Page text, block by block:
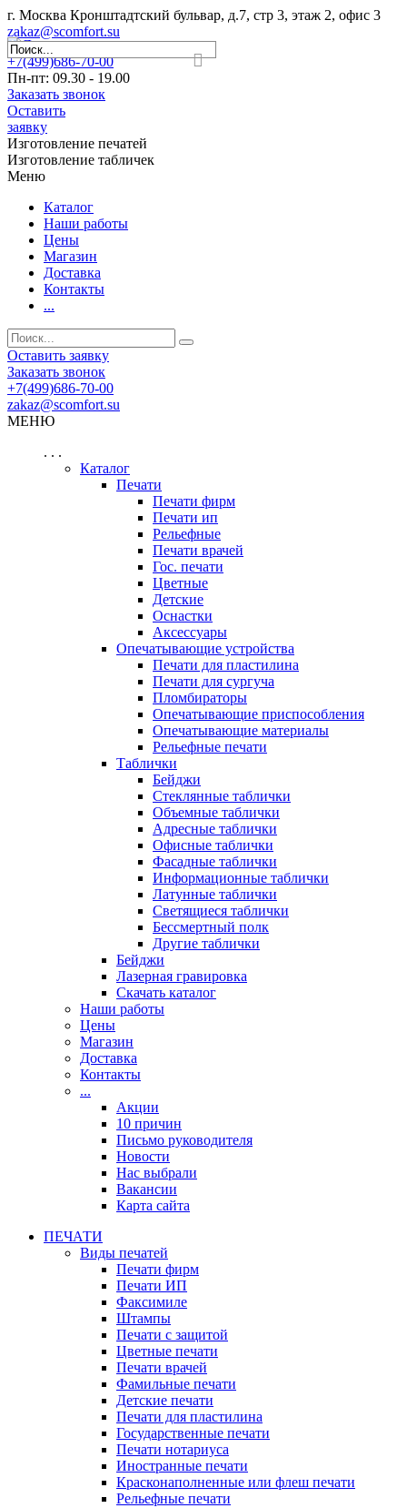
г. Москва Кронштадтский бульвар, д.7, стр 3, этаж 2, офис 3
zakaz@scomfort.su
+7(499)686-70-00
Пн-пт: 09.30 - 19.00
Заказать звонок
Оставить
заявку
Изготовление печатей
Изготовление табличек
Меню
Каталог
Наши работы
Цены
Магазин
Доставка
Контакты
...
Оставить заявку
Заказать звонок
+7(499)686-70-00
zakaz@scomfort.su
МЕНЮ
. . .
Каталог
Печати
Печати фирм
Печати ип
Рельефные
Печати врачей
Гос. печати
Цветные
Детские
Оснастки
Аксессуары
Опечатывающие устройства
Печати для пластилина
Печати для сургуча
Пломбираторы
Опечатывающие приспособления
Опечатывающие материалы
Рельефные печати
Таблички
Бейджи
Стеклянные таблички
Объемные таблички
Адресные таблички
Офисные таблички
Фасадные таблички
Информационные таблички
Латунные таблички
Светящиеся таблички
Бессмертный полк
Другие таблички
Бейджи
Лазерная гравировка
Скачать каталог
Наши работы
Цены
Магазин
Доставка
Контакты
...
Акции
10 причин
Письмо руководителя
Новости
Нас выбрали
Вакансии
Карта сайта
ПЕЧАТИ
Виды печатей
Печати фирм
Печати ИП
Факсимиле
Штампы
Печати с защитой
Цветные печати
Печати врачей
Фамильные печати
Детские печати
Печати для пластилина
Государственные печати
Печати нотариуса
Иностранные печати
Красконаполненные или флеш печати
Рельефные печати